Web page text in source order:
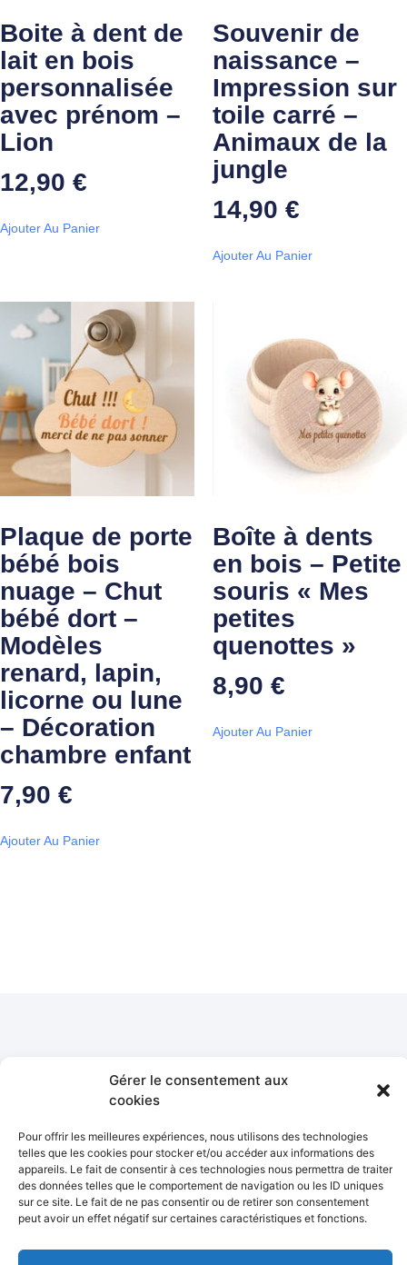
Gérer le consentement aux
cookies
Pour offrir les meilleures expériences, nous utilisons des technologies
telles que les cookies pour stocker et/ou accéder aux informations des
appareils. Le fait de consentir à ces technologies nous permettra de traiter
des données telles que le comportement de navigation ou les ID uniques
sur ce site. Le fait de ne pas consentir ou de retirer son consentement
peut avoir un effet négatif sur certaines caractéristiques et fonctions.
Boite à dent de
lait en bois
personnalisée
avec prénom –
Lion
12,90 €
Ajouter Au Panier
Souvenir de
naissance –
Impression sur
toile carré –
Animaux de la
jungle
14,90 €
Ajouter Au Panier
Plaque de porte
bébé bois
nuage – Chut
bébé dort –
Modèles
renard, lapin,
licorne ou lune
– Décoration
chambre enfant
7,90 €
Ajouter Au Panier
Boîte à dents
en bois – Petite
souris « Mes
petites
quenottes »
8,90 €
Ajouter Au Panier
Suivez nous sur les
réseaux sociaux
© 2026 All Rights Reserved.